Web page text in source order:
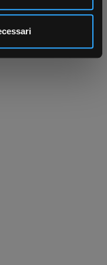
inoltre
il nostro sito con i
dei dati web,
combinarle